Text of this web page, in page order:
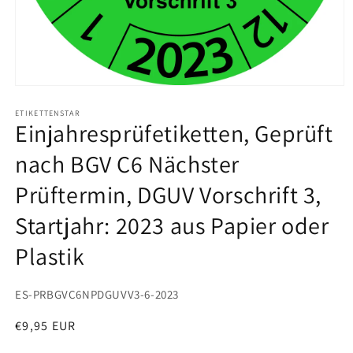
in
Modal
öffnen
ETIKETTENSTAR
Einjahresprüfetiketten, Geprüft
nach BGV C6 Nächster
Prüftermin, DGUV Vorschrift 3,
Startjahr: 2023 aus Papier oder
Plastik
SKU:
ES-PRBGVC6NPDGUVV3-6-2023
Normaler
€9,95 EUR